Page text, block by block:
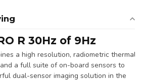
R 30Hz of 9Hz
a high resolution, radiometric thermal
a full suite of on-board sensors to
dual-sensor imaging solution in the